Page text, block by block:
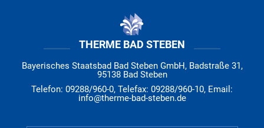
THERME BAD STEBEN
Bayerisches Staatsbad Bad Steben GmbH, Badstraße 31,
95138 Bad Steben
Telefon: 09288/960-0, Telefax: 09288/960-10, Email:
info@therme-bad-steben.de